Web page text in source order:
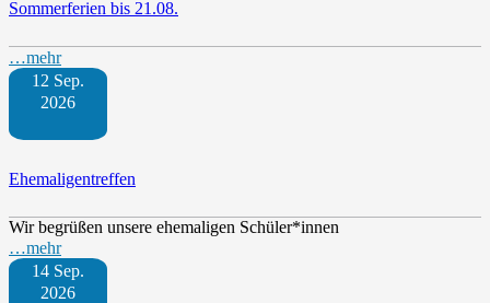
Sommerferien bis 21.08.
…mehr
12 Sep.
2026
Ehemaligentreffen
Wir begrüßen unsere ehemaligen Schüler*innen
…mehr
14 Sep.
2026